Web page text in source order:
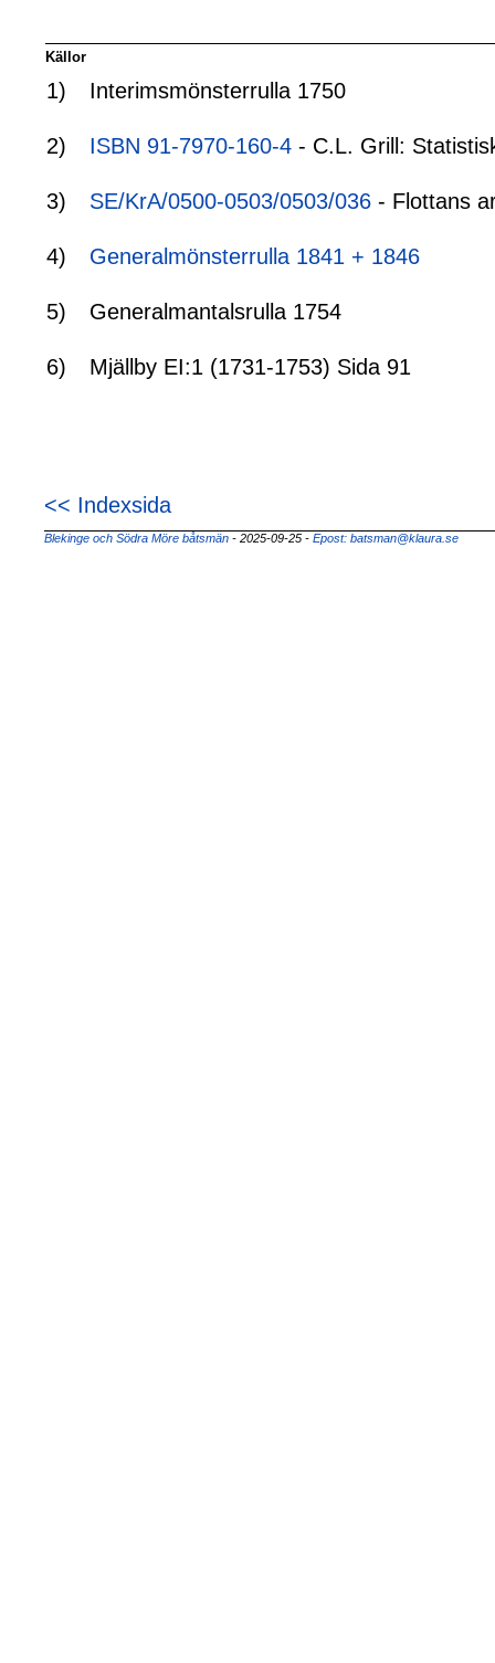
Källor
1) Interimsmönsterrulla 1750
2) ISBN 91-7970-160-4 - C.L. Grill:
3) SE/KrA/0500-0503/0503/036 - Flottans
4) Generalmönsterrulla 1841 + 1846
5) Generalmantalsrulla 1754
6) Mjällby EI:1 (1731-1753) Sida 91
<< Indexsida
Blekinge och Södra Möre båtsmän - 2025-09-25 - Epost: batsman@klaura.se